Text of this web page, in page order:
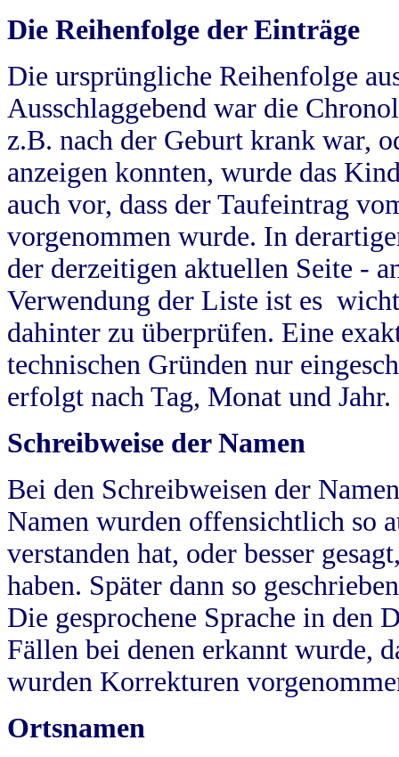
Die Reihenfolge der Einträge
Die ursprüngliche Reihenfolge
Ausschlaggebend war die
z.B. nach der Geburt krank war,
anzeigen konnten, wurde das
auch vor, dass der Taufeintrag
vorgenommen wurde. In
der derzeitigen aktuellen Seite -
Verwendung der Liste ist es
dahinter zu überprüfen. Eine
technischen Gründen nur
erfolgt nach Tag, Monat und Jahr.
Schreibweise der Namen
Bei den Schreibweisen der
Namen wurden offensichtlich so
verstanden hat, oder besser
haben. Später dann so
Die gesprochene Sprache in
Fällen bei denen erkannt wurde,
wurden Korrekturen
Ortsnamen